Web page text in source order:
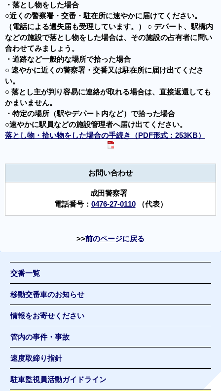
・落とし物をした場合
○近くの警察署・交番・駐在所に速やかに届けてください。
（電話による遺失届も受理しています。） ○ デパート、駅構内
などの施設で落とし物をした場合は、その施設の占有者に問い
合わせてみましょう。
・道路など一般的な場所で拾った場合
○ 速やかに近くの警察署・交番又は駐在所に届け出てくださ
い。
○ 落とし主が判り容易に連絡が取れる場合は、直接返還しても
かまいません。
・特定の場所（駅やデパート内など）で拾った場合
○速やかに駅員などの施設管理者へ届け出てください。
落とし物・拾い物をした場合の手続き（PDF形式：253KB）
お問い合わせ
成田警察署
電話番号： 0476-27-0110（代表）
前のページに戻る
交番一覧
移動交番車のお知らせ
情報をお寄せください
管内の事件・事故
速度取締り指針
駐車監視員活動ガイドライン